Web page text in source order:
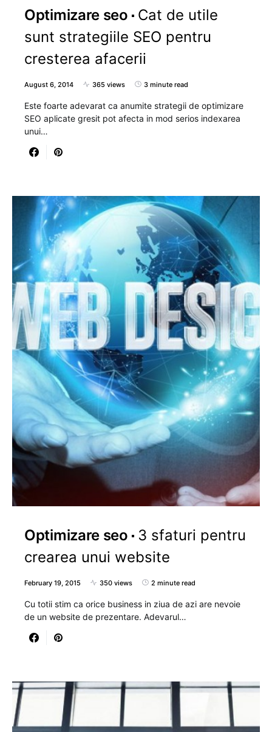
Optimizare seo
Cat de utile
sunt strategiile SEO pentru
cresterea afacerii
August 6, 2014 365 views 3 minute read
Este foarte adevarat ca anumite strategii de optimizare
SEO aplicate gresit pot afecta in mod serios indexarea
unui…
Optimizare seo
3 sfaturi pentru
crearea unui website
February 19, 2015 350 views 2 minute read
Cu totii stim ca orice business in ziua de azi are nevoie
de un website de prezentare. Adevarul…